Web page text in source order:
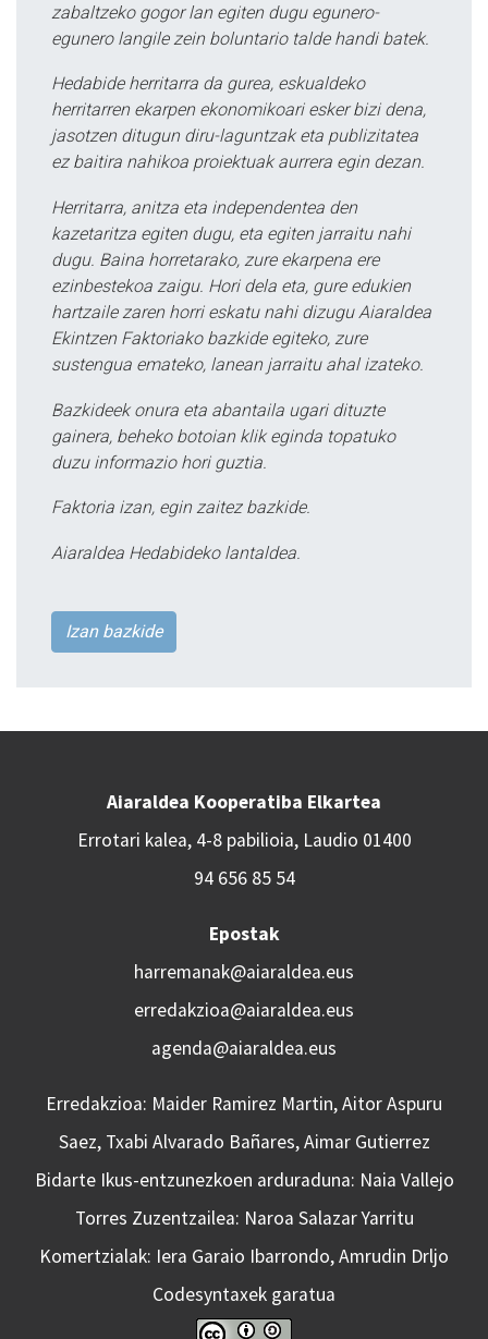
zabaltzeko gogor lan egiten dugu egunero-
egunero langile zein boluntario talde handi batek.
Hedabide herritarra da gurea, eskualdeko
herritarren ekarpen ekonomikoari esker bizi dena,
jasotzen ditugun diru-laguntzak eta publizitatea
ez baitira nahikoa proiektuak aurrera egin dezan.
Herritarra, anitza eta independentea den
kazetaritza egiten dugu, eta egiten jarraitu nahi
dugu. Baina horretarako, zure ekarpena ere
ezinbestekoa zaigu. Hori dela eta, gure edukien
hartzaile zaren horri eskatu nahi dizugu Aiaraldea
Ekintzen Faktoriako bazkide egiteko, zure
sustengua emateko, lanean jarraitu ahal izateko.
Bazkideek onura eta abantaila ugari dituzte
gainera, beheko botoian klik eginda topatuko
duzu informazio hori guztia.
Faktoria izan, egin zaitez bazkide.
Aiaraldea Hedabideko lantaldea.
Izan bazkide
Aiaraldea Kooperatiba Elkartea
Errotari kalea, 4-8 pabilioia, Laudio 01400
94 656 85 54
Epostak
harremanak@aiaraldea.eus
erredakzioa@aiaraldea.eus
agenda@aiaraldea.eus
Erredakzioa: Maider Ramirez Martin, Aitor Aspuru
Saez, Txabi Alvarado Bañares, Aimar Gutierrez
Bidarte Ikus-entzunezkoen arduraduna: Naia Vallejo
Torres Zuzentzailea: Naroa Salazar Yarritu
Komertzialak: Iera Garaio Ibarrondo, Amrudin Drljo
Codesyntaxek garatua